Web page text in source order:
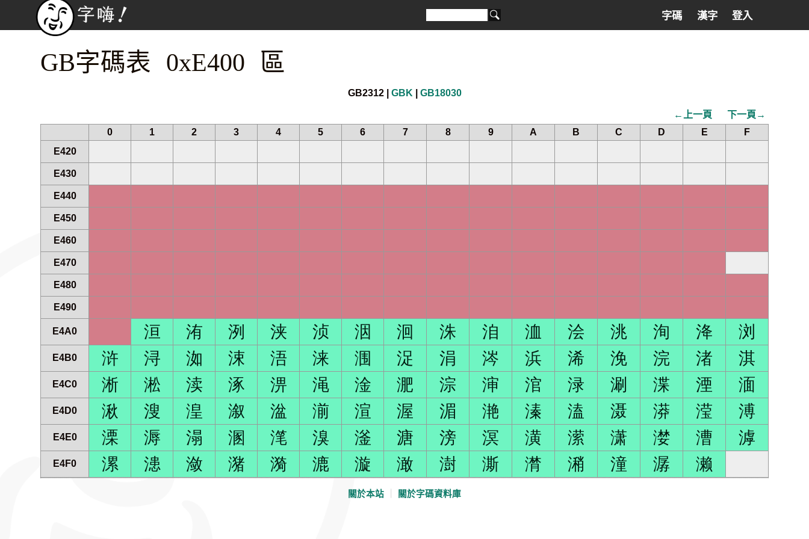
字碼 漢字 登入
GB字碼表 0xE400 區
GB2312 | GBK GB18030
←上一頁
下一頁→
0
1 2 3 4 5 6 7 8 9 A B C D E
F
E420
E430
E440
E450
E460
E470
E480
E490
E4A0 洹 洧 洌 浃 浈 洇 洄 洙 洎 洫 浍 洮 洵 洚 浏
E4B0 浒 浔 洳 涑 浯 涞 涠 浞 涓 涔 浜 浠 浼 浣 渚 淇
E4C0 淅 淞 渎 涿 淠 渑 淦 淝 淙 渖 涫 渌 涮 渫 湮 湎
E4D0 湫 溲 湟 溆 湓 湔 渲 渥 湄 滟 溱 溘 滠 漭 滢 溥
E4E0 溧 溽 溻 溷 滗 溴 滏 溏 滂 溟 潢 潆 潇 漤 漕 滹
E4F0 漯 漶 潋 潴 漪 漉 漩 澉 澍 澌 潸 潲 潼 潺 濑
關於本站 關於字碼資料庫